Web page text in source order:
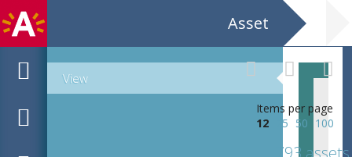
Asset
View
Items per page
12
25 50 100
793 assets